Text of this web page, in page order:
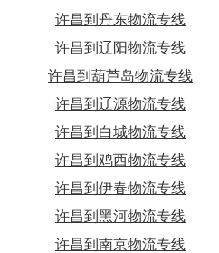
许昌到丹东物流专线
许昌到辽阳物流专线
许昌到葫芦岛物流专线
许昌到辽源物流专线
许昌到白城物流专线
许昌到鸡西物流专线
许昌到伊春物流专线
许昌到黑河物流专线
许昌到南京物流专线